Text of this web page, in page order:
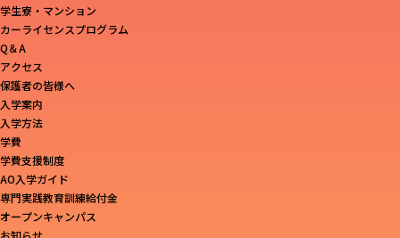
学生寮・マンション
カーライセンスプログラム
Q＆A
アクセス
保護者の皆様へ
入学案内
入学方法
学費
学費支援制度
AO入学ガイド
専門実践教育訓練給付金
オープンキャンパス
お知らせ